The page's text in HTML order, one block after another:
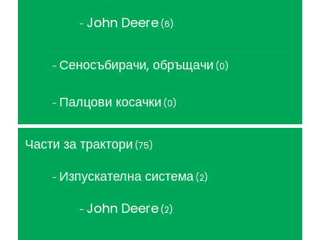
John Deere 66
Сеносъбирачи, обръщачи 00
Палцови косачки 00
Части за трактори 7575
Изпускателна система 22
John Deere 22